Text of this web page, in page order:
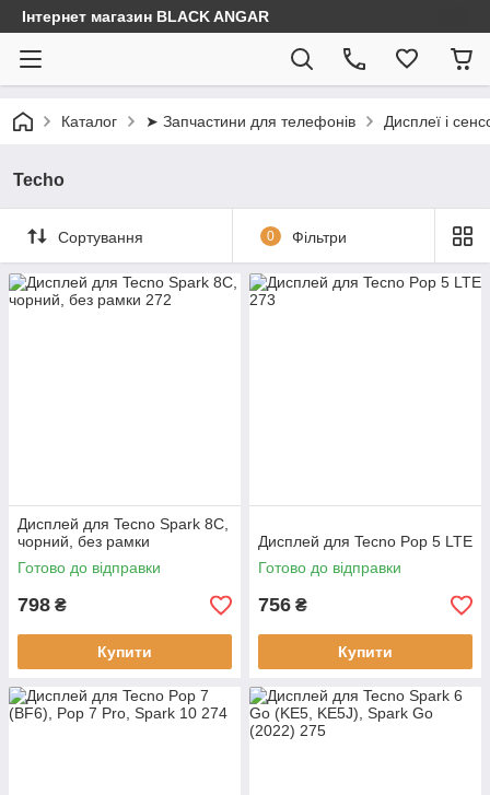
Інтернет магазин BLACK ANGAR
Каталог ➤ Запчастини для телефонів Дисплеї і
Techo
Сортування 0 Фільтри
Дисплей для Tecno Spark 8C,
чорний, без рамки
Готово до відправки
798 ₴
Купити
Дисплей для Tecno Pop 5 LTE
Готово до відправки
756 ₴
Купити